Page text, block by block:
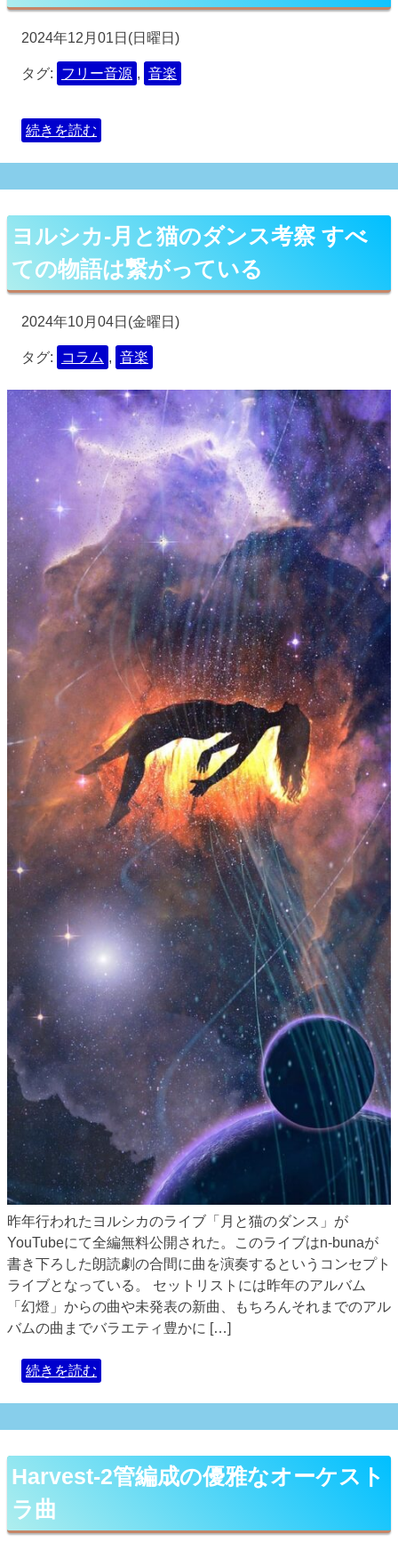
2024年12月01日(日曜日)
タグ: フリー音源 , 音楽
続きを読む
ヨルシカ-月と猫のダンス考察 すべ
ての物語は繋がっている
2024年10月04日(金曜日)
タグ: コラム , 音楽
昨年行われたヨルシカのライブ「月と猫のダンス」が
YouTubeにて全編無料公開された。このライブはn-bunaが
書き下ろした朗読劇の合間に曲を演奏するというコンセプト
ライブとなっている。 セットリストには昨年のアルバム
「幻燈」からの曲や未発表の新曲、もちろんそれまでのアル
バムの曲までバラエティ豊かに […]
続きを読む
Harvest-2管編成の優雅なオーケスト
ラ曲